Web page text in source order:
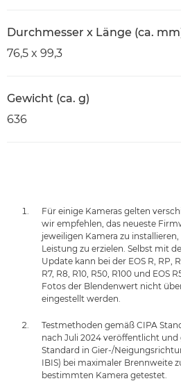
Durchmesser x Länge (ca.
76,5 x 99,3
Gewicht (ca. g)
636
Für einige Kameras gelten
wir empfehlen, das neueste
jeweiligen Kamera zu
Leistung zu erzielen. Selbst mit
Update kann bei der EOS R, RP,
R7, R8, R10, R50, R100 und EOS
Fotos der Blendenwert nicht
eingestellt werden.
Testmethoden gemäß CIPA
nach Juli 2024 veröffentlicht und
Standard in Gier-/
IBIS) bei maximaler Brennweite
bestimmten Kamera getestet.